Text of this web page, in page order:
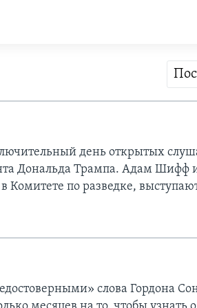
день открытых
Дональда Трампа. Адам Шифф
Комитете по разведке,
слова Гордона